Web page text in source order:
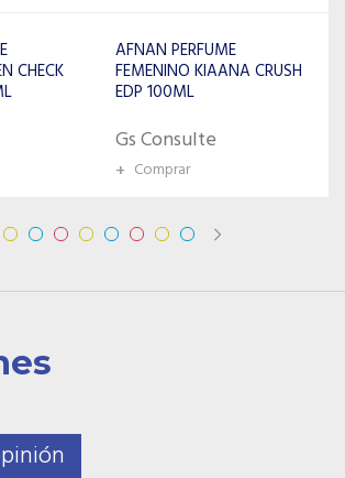
PERFUME
KIAANA CRUSH
100ML
KINGDOM EDP
100ML